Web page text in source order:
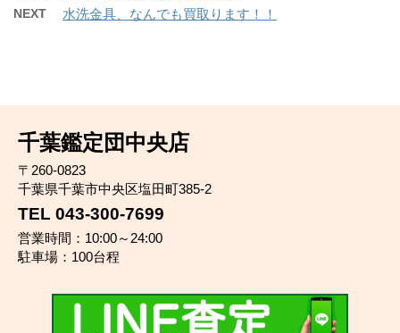
NEXT 水洗金具、なんでも買取ります！！
千葉鑑定団中央店
〒260-0823
千葉県千葉市中央区塩田町385-2
TEL 043-300-7699
営業時間：10:00～24:00
駐車場：100台程